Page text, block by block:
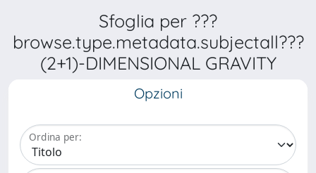
Sfoglia per ???
browse.type.metadata.subjectall???
(2+1)-DIMENSIONAL GRAVITY
Opzioni
Ordina per: